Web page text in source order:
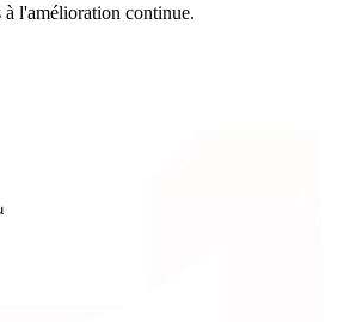
l'amélioration continue.